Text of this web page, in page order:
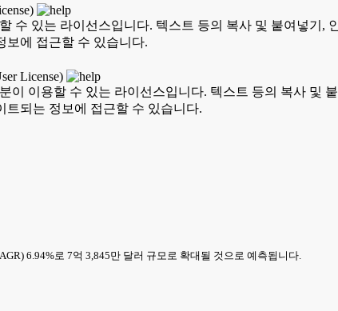
수 있는 라이선스입니다. 텍스트 등의 복사 및 붙여넣기
보에 접근할 수 있습니다.
License)
이 이용할 수 있는 라이선스입니다. 텍스트 등의 복사 및
트되는 정보에 접근할 수 있습니다.
6.94%로 7억 3,845만 달러 규모로 확대될 것으로 예측됩니다.